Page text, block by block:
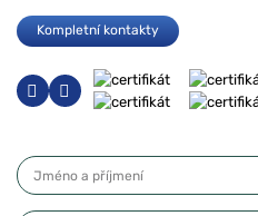
Kompletní kontakty
Jméno a příjmení